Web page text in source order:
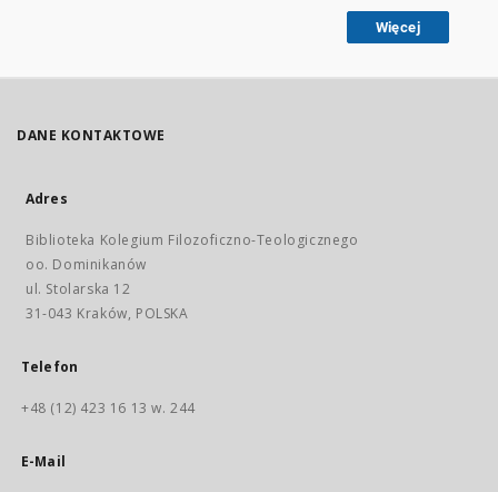
Więcej
DANE KONTAKTOWE
Adres
Biblioteka Kolegium Filozoficzno-Teologicznego
oo. Dominikanów
ul. Stolarska 12
31-043 Kraków, POLSKA
Telefon
+48 (12) 423 16 13 w. 244
E-Mail